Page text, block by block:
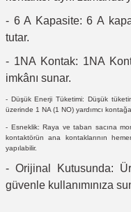
- 6 A Kapasite: 6 A
tutar.
- 1NA Kontak: 1NA
imkânı sunar.
- Düşük Enerji Tüketimi: Düşük
üzerinde 1 NA (1 NO) yardımcı
- Esneklik: Raya ve taban sacına
kontaktörün ana kontaklarının
yapılabilir.
- Orijinal Kutusunda:
güvenle kullanımınıza